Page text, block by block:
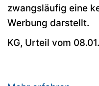
zwangsläufig eine
Werbung darstellt.
KG, Urteil vom